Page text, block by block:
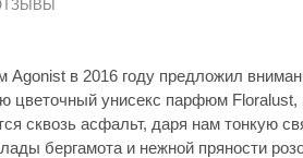
в 2016 году предложил
цветочный унисекс парфюм
сквозь асфальт, даря нам тонкую
бергамота и нежной пряности